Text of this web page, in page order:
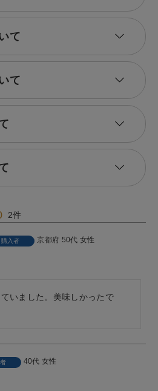
て
て
2
購入者 京都府 50代 女性
いました。美味しかったで
40代 女性